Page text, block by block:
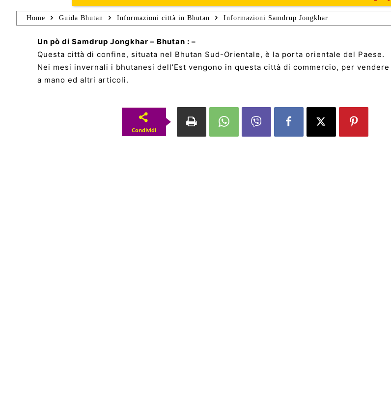
Home Guida Bhutan Informazioni città in Bhutan Informazioni Samdrup Jongkhar
Un pò di Samdrup Jongkhar – Bhutan : –
Questa città di confine, situata nel Bhutan Sud-Orientale, è la porta orientale del Paese.
Nei mesi invernali i bhutanesi dell’Est vengono in questa città di commercio, per
a mano ed altri articoli.
Condividi